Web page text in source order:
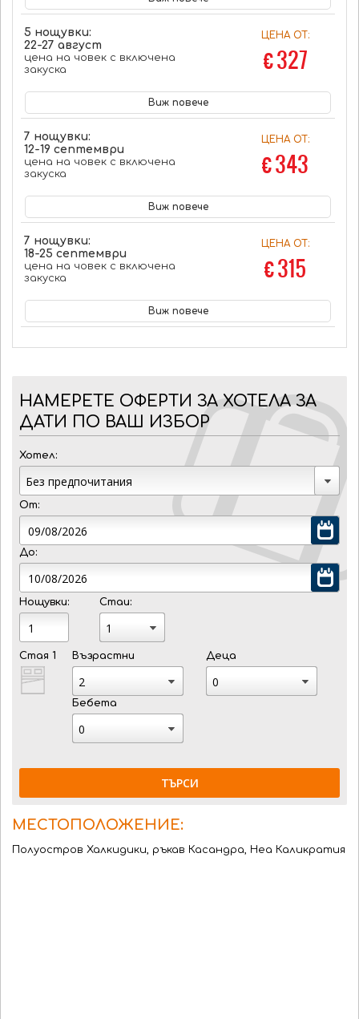
5 нощувки:
22-27 август
цена на човек с включена
закуска
ЦЕНА ОТ:
€ 327
Виж повече
7 нощувки:
12-19 септември
цена на човек с включена
закуска
ЦЕНА ОТ:
€ 343
Виж повече
7 нощувки:
18-25 септември
цена на човек с включена
закуска
ЦЕНА ОТ:
€ 315
Виж повече
НАМЕРЕТЕ ОФЕРТИ ЗА ХОТЕЛА ЗА
ДАТИ ПО ВАШ ИЗБОР
Хотел:
От:
До:
Нощувки: Стаи:
Стая 1 Възрастни Деца
Бебета
ТЪРСИ
МЕСТОПОЛОЖЕНИЕ:
Полуостров Халкидики, ръкав Касандра, Неа Каликратия